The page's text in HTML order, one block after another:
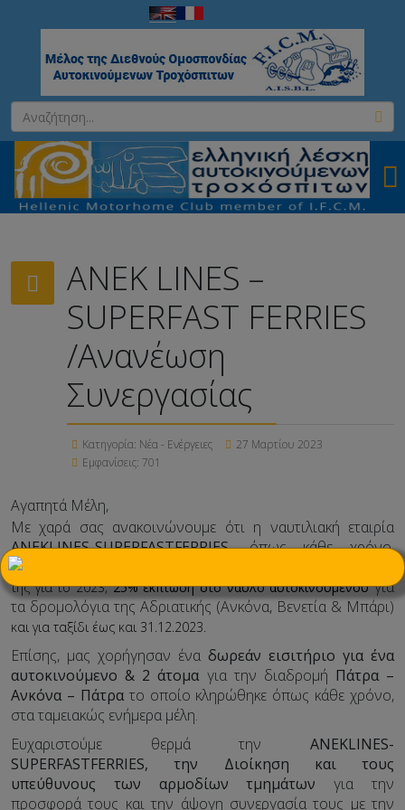
ANEK LINES –
SUPERFAST FERRIES
/Ανανέωση
Συνεργασίας
Κατηγορία: Νέα - Ενέργειες
27 Μαρτίου 2023
Εμφανίσεις: 701
Αγαπητά Μέλη,
Με χαρά σας ανακοινώνουμε ότι η ναυτιλιακή εταιρία
ANEKLINES-SUPERFASTFERRIES,όπως κάθε χρόνο,
ανταποκρινόμενη στο αίτημα της ΕΛΑΤ,
της για το 2023,25% έκπτωση στο ναύλο αυτοκινούμενουγια
τα δρομολόγια της Αδριατικής (Ανκόνα, Βενετία & Μπάρι)
και για ταξίδι έως και 31.12.2023.
Επίσης, μας χορήγησαν ένα δωρεάν εισιτήριο για ένα
αυτοκινούμενο & 2 άτομα για την διαδρομή Πάτρα –
Ανκόνα – Πάτρατο οποίο κληρώθηκε όπως κάθε χρόνο,
στα ταμειακώς ενήμερα μέλη.
Ευχαριστούμε θερμά την ANEKLINES-
SUPERFASTFERRIES, την Διοίκηση και τους
υπεύθυνους των αρμοδίων τμημάτωνγια την
προσφορά τους και την άψογη συνεργασία τους με την